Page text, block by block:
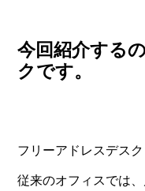
今回紹介する
クです。
フリーアドレスデス
従来のオフィスでは